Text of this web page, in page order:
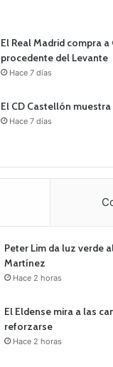
El Real Madrid compra a
procedente del Levante
Hace 7 días
El CD Castellón
Hace 7 días
Peter Lim da luz verde
Martínez
Hace 2 horas
El Eldense mira a las
reforzarse
Hace 2 horas